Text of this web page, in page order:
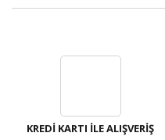
KREDİ KARTI İLE ALIŞVERİŞ